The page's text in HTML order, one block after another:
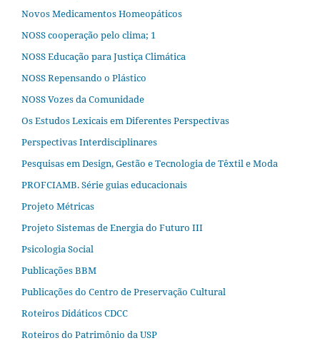
Novos Medicamentos Homeopáticos
NOSS cooperação pelo clima; 1
NOSS Educação para Justiça Climática
NOSS Repensando o Plástico
NOSS Vozes da Comunidade
Os Estudos Lexicais em Diferentes Perspectivas
Perspectivas Interdisciplinares
Pesquisas em Design, Gestão e Tecnologia de Têxtil e Moda
PROFCIAMB. Série guias educacionais
Projeto Métricas
Projeto Sistemas de Energia do Futuro III
Psicologia Social
Publicações BBM
Publicações do Centro de Preservação Cultural
Roteiros Didáticos CDCC
Roteiros do Patrimônio da USP